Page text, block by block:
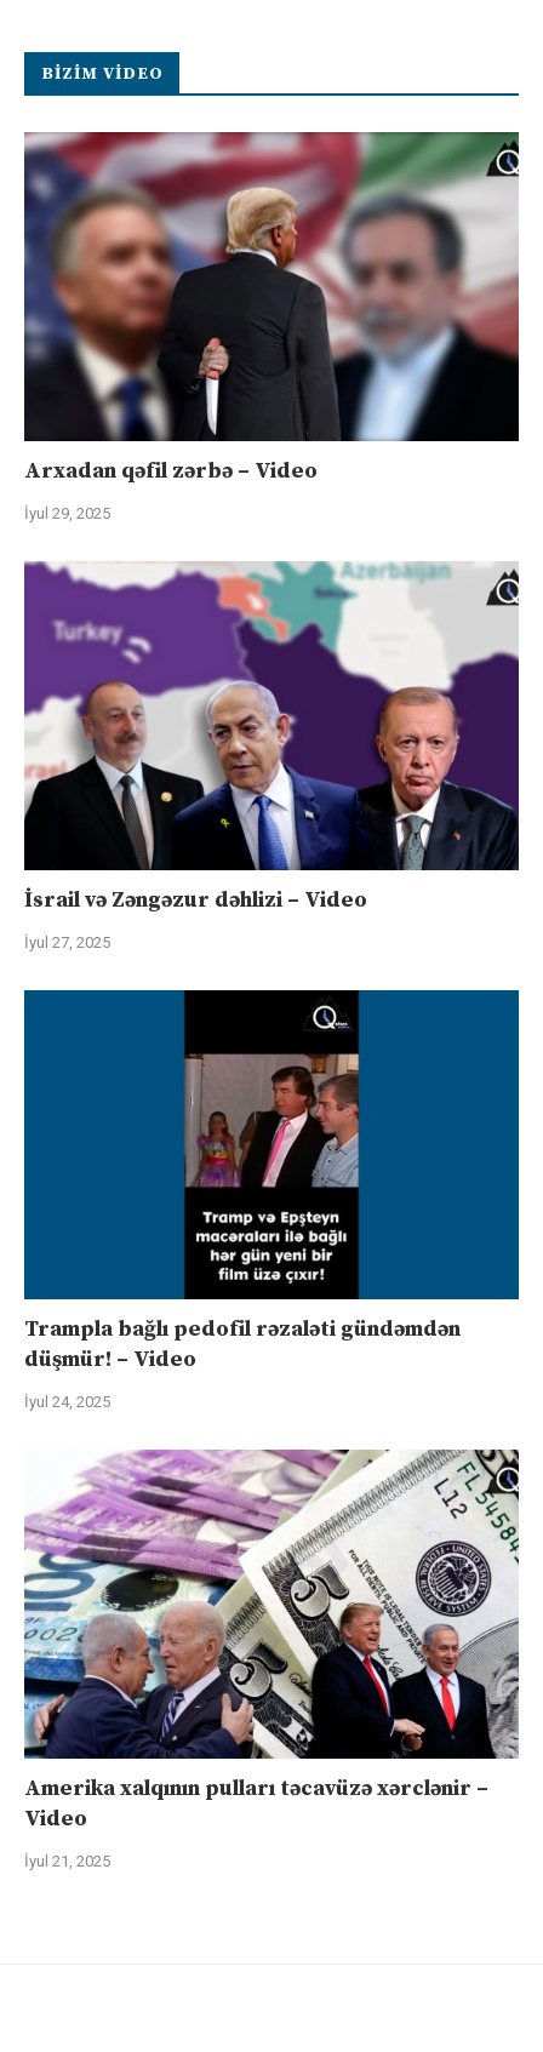
BIZIM VIDEO
Arxadan qəfil zərbə – Video
İyul 29, 2025
İsrail və Zəngəzur dəhlizi – Video
İyul 27, 2025
Trampla bağlı pedofil rəzaləti gündəmdən
düşmür! – Video
İyul 24, 2025
Amerika xalqının pulları təcavüzə xərclənir –
Video
İyul 21, 2025